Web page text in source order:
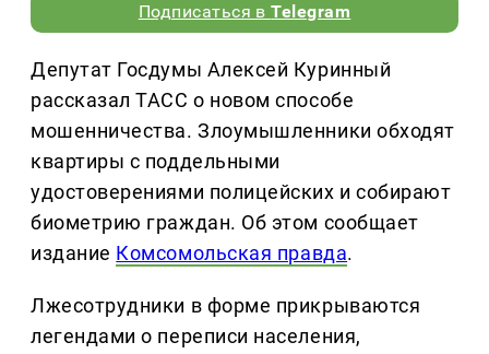
Подписаться вTelegram
Депутат Госдумы Алексей Куринный
рассказал ТАСС о новом способе
мошенничества. Злоумышленники обходят
квартиры с поддельными
удостоверениями полицейских и собирают
биометрию граждан. Об этом сообщает
издание Комсомольская правда.
Лжесотрудники в форме прикрываются
легендами о переписи населения,